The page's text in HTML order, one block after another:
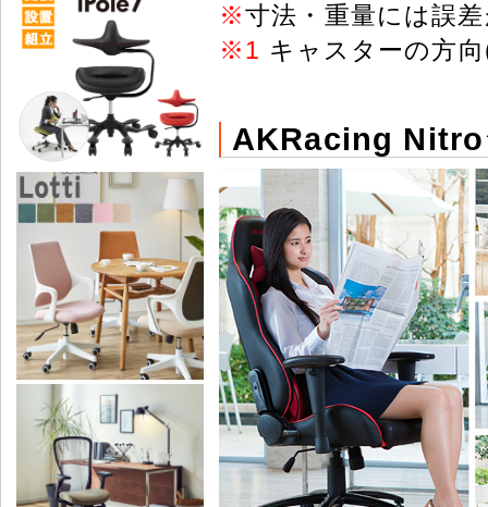
※寸法・重量には誤
※1 キャスターの方
AKRacing Nitro